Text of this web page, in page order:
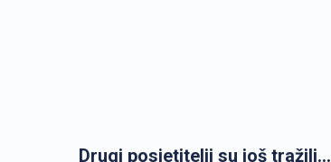
Drugi posjetitelji su još tražili...